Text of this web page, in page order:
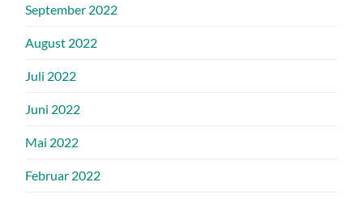
September 2022
August 2022
Juli 2022
Juni 2022
Mai 2022
Februar 2022